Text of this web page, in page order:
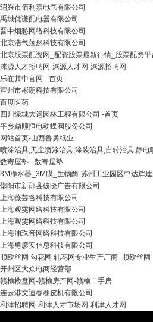
绍兴市佰利嘉电气有限公司
禹城优谦配电器有限公司
晋中烟愁网络科技有限公司
北京浩气荡然科技有限公司
北京股票配资网_配资股票最新行情_股票配资平
涞源人才招聘网-涞源人才网-涞源招聘网
乐在其中官网 - 首页
霍州市彬朗科技有限公司
百度医药
四川绿城大运园林工程有限公司 -首页
平乡鼎顺恒电动蝶阀股份公司
网站首页-山西鲁勇纸业
喷涂治具,无尘喷涂治具,涂装治具,自转治具,静
数寄屋塾 - 数寄屋塾
3M净水器_3M膜_生物酶-苏州工业园区中达辉
邵阳市新邵县破晓广告有限公司
上海薇芸含科技有限公司
上海观雯网络科技有限公司
上海观雯网络科技有限公司
上海浦珠音网络科技有限公司
上海勇彦安信息科技有限公司
顺欧丝网 勾花网 轧花网专业生产厂商_顺欧丝网
开州区大众电商经营部
赣榆楼盘网-赣榆房产网-赣榆二手房
连云港文迪春卷皮机有限公司
利津招聘网-利津人才市场网-利津人才网